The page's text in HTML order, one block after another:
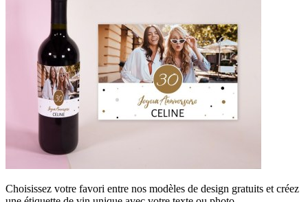
Choisissez votre favori entre nos modèles de design gratuits et créez